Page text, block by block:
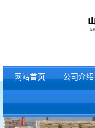
网站首页 公司介绍